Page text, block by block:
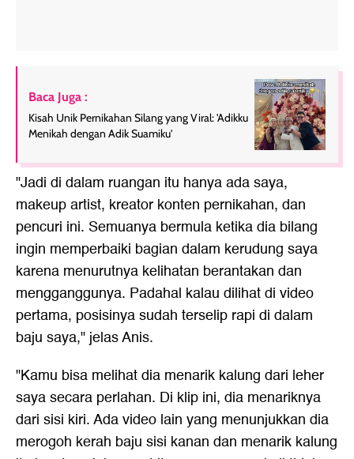
Baca Juga :
Kisah Unik Pernikahan Silang yang Viral: 'Adikku
Menikah dengan Adik Suamiku'
"Jadi di dalam ruangan itu hanya ada saya,
makeup artist, kreator konten pernikahan, dan
pencuri ini. Semuanya bermula ketika dia bilang
ingin memperbaiki bagian dalam kerudung saya
karena menurutnya kelihatan berantakan dan
mengganggunya. Padahal kalau dilihat di video
pertama, posisinya sudah terselip rapi di dalam
baju saya," jelas Anis.
"Kamu bisa melihat dia menarik kalung dari leher
saya secara perlahan. Di klip ini, dia menariknya
dari sisi kiri. Ada video lain yang menunjukkan dia
merogoh kerah baju sisi kanan dan menarik kalung